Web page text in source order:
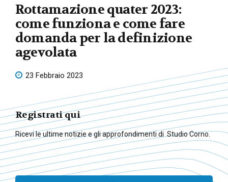
Rottamazione quater 2023:
come funziona e come fare
domanda per la definizione
agevolata
23 Febbraio 2023
Registrati qui
Ricevi le ultime notizie e gli approfondimenti di Studio Corno.